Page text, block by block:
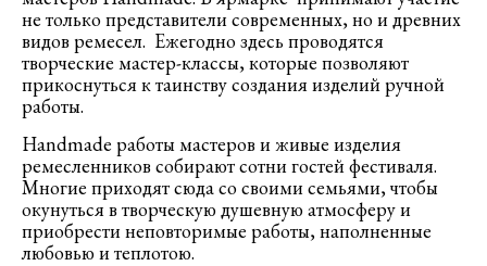
не только представители современных, но и древних
видов ремесел. Ежегодно здесь проводятся
творческие мастер-классы, которые позволяют
прикоснуться к таинству создания изделий ручной
работы.
Handmade работы мастеров и живые изделия
ремесленников собирают сотни гостей фестиваля.
Многие приходят сюда со своими семьями, чтобы
окунуться в творческую душевную атмосферу и
приобрести неповторимые работы, наполненные
любовью и теплотою.